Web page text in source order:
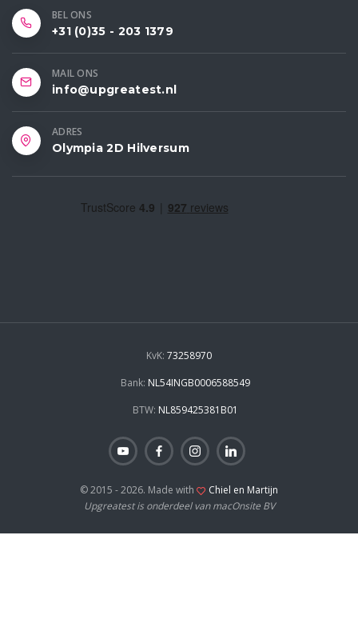
BEL ONS
+31 (0)35 - 203 1379
MAIL ONS
info@upgreatest.nl
ADRES
Olympia 2D Hilversum
KvK: 73258970
Bank: NL54INGB0006588549
BTW: NL859425381B01
© 2015 - 2026. Made with
Chiel en Martijn
Upgreatest is onderdeel van macOnsite BV